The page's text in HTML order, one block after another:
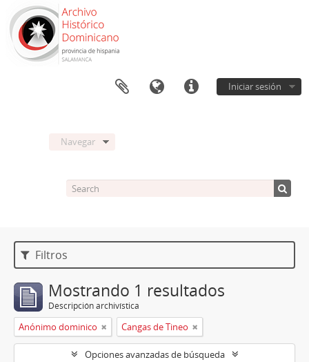
Iniciar sesión
Navegar
Filtros
Mostrando 1 resultados
Descripción archivística
Anónimo dominico Cangas de Tineo
Opciones avanzadas de búsqueda